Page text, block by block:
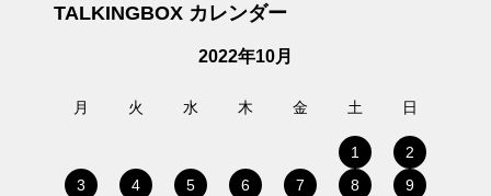
TALKINGBOX カレンダー
2022年10月
月 火 水 木 金 土 日
1
2
3
4 5 6 7 8
9